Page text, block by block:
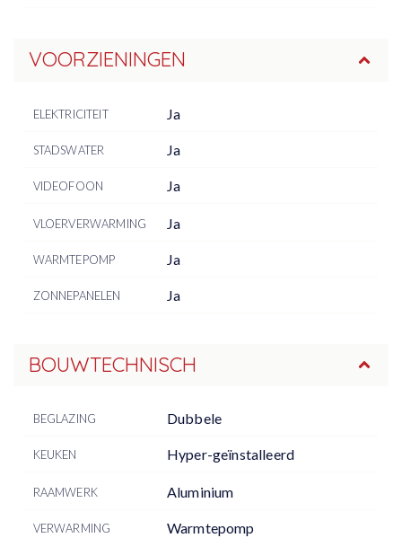
VOORZIENINGEN
ELEKTRICITEIT Ja
STADSWATER Ja
VIDEOFOON Ja
VLOERVERWARMING Ja
WARMTEPOMP Ja
ZONNEPANELEN Ja
BOUWTECHNISCH
BEGLAZING Dubbele
KEUKEN Hyper-geïnstalleerd
RAAMWERK Aluminium
VERWARMING Warmtepomp